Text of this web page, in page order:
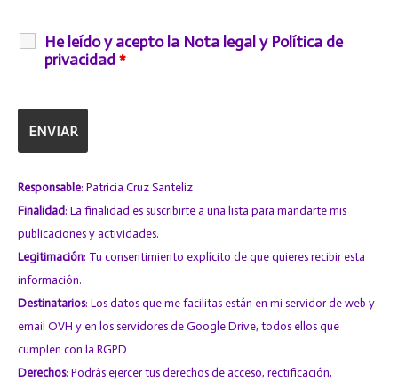
He leído y acepto la Nota legal y Política de
privacidad *
Responsable: Patricia Cruz Santeliz
Finalidad: La finalidad es suscribirte a una lista para mandarte mis
publicaciones y actividades.
Legitimación: Tu consentimiento explícito de que quieres recibir esta
información.
Destinatarios: Los datos que me facilitas están en mi servidor de web y
email OVH y en los servidores deGoogle Drive, todos ellos que
cumplen con la RGPD
Derechos: Podrás ejercer tus derechos de acceso, rectificación,